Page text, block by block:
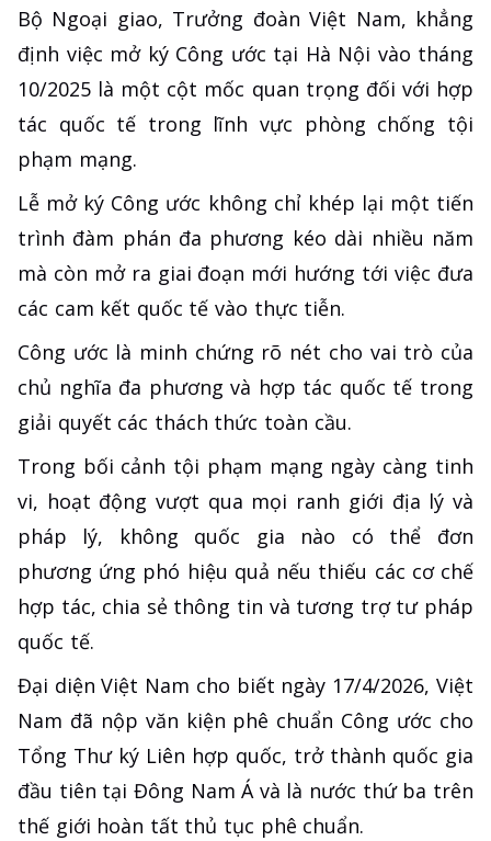
Bộ Ngoại giao, Trưởng đoàn Việt Nam, khẳng
định việc mở ký Công ước tại Hà Nội vào tháng
10/2025 là một cột mốc quan trọng đối với hợp
tác quốc tế trong lĩnh vực phòng chống tội
phạm mạng.
Lễ mở ký Công ước không chỉ khép lại một tiến
trình đàm phán đa phương kéo dài nhiều năm
mà còn mở ra giai đoạn mới hướng tới việc đưa
các cam kết quốc tế vào thực tiễn.
Công ước là minh chứng rõ nét cho vai trò của
chủ nghĩa đa phương và hợp tác quốc tế trong
giải quyết các thách thức toàn cầu.
Trong bối cảnh tội phạm mạng ngày càng tinh
vi, hoạt động vượt qua mọi ranh giới địa lý và
pháp lý, không quốc gia nào có thể đơn
phương ứng phó hiệu quả nếu thiếu các cơ chế
hợp tác, chia sẻ thông tin và tương trợ tư pháp
quốc tế.
Đại diện Việt Nam cho biết ngày 17/4/2026, Việt
Nam đã nộp văn kiện phê chuẩn Công ước cho
Tổng Thư ký Liên hợp quốc, trở thành quốc gia
đầu tiên tại Đông Nam Á và là nước thứ ba trên
thế giới hoàn tất thủ tục phê chuẩn.